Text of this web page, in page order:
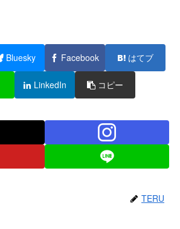
Bluesky Facebook はてブ
LinkedIn コピー
TERU